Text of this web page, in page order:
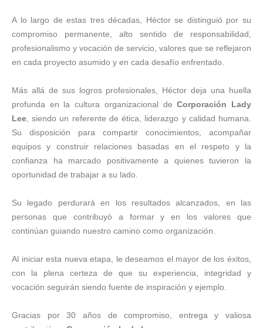
A lo largo de estas tres décadas, Héctor se distinguió por su
compromiso permanente, alto sentido de responsabilidad,
profesionalismo y vocación de servicio, valores que se reflejaron
en cada proyecto asumido y en cada desafío enfrentado.
Más allá de sus logros profesionales, Héctor deja una huella
profunda en la cultura organizacional deCorporación Lady
Lee , siendo un referente de ética, liderazgo y calidad humana.
Su disposición para compartir conocimientos, acompañar
equipos y construir relaciones basadas en el respeto y la
confianza ha marcado positivamente a quienes tuvieron la
oportunidad de trabajar a su lado.
Su legado perdurará en los resultados alcanzados, en las
personas que contribuyó a formar y en los valores que
continúan guiando nuestro camino como organización.
Al iniciar esta nueva etapa, le deseamos el mayor de los éxitos,
con la plena certeza de que su experiencia, integridad y
vocación seguirán siendo fuente de inspiración y ejemplo.
Gracias por 30 años de compromiso, entrega y valiosa